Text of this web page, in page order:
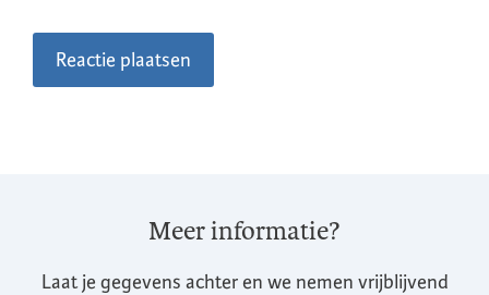
Meer informatie?
Laat je gegevens achter en we nemen vrijblijvend